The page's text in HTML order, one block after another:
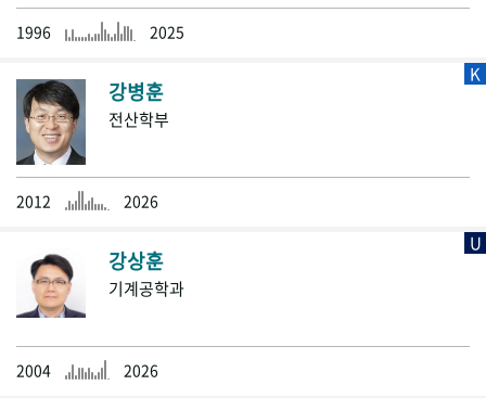
1996 2025
강병훈
전산학부
2012 2026
K
강상훈
기계공학과
2004 2026
U